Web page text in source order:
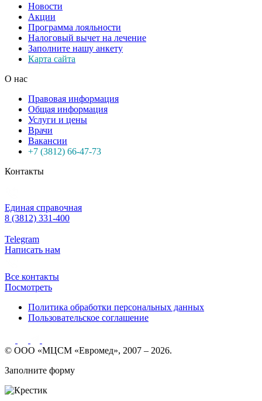
Новости
Акции
Программа лояльности
Налоговый вычет на лечение
Заполните нашу анкету
Карта сайта
О нас
Правовая информация
Общая информация
Услуги и цены
Врачи
Вакансии
+7 (3812) 66-47-73
Контакты
Единая справочная
8 (3812) 331-400
Telegram
Написать нам
Все контакты
Посмотреть
Политика обработки персональных данных
Пользовательское соглашение
© ООО «МЦСМ «Евромед», 2007 – 2026.
Заполните форму